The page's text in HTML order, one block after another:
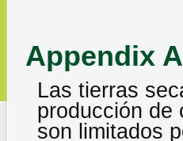
Appendix
Las tierras
producción de
son limitados